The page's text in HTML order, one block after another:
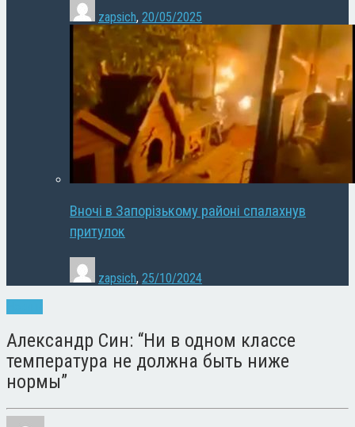
zapsich, 20/05/2025
Вночі в Запорізькому районі спалахнув
притулок
zapsich, 25/10/2024
Александр Син: “Ни в одном классе
температура не должна быть ниже
нормы”